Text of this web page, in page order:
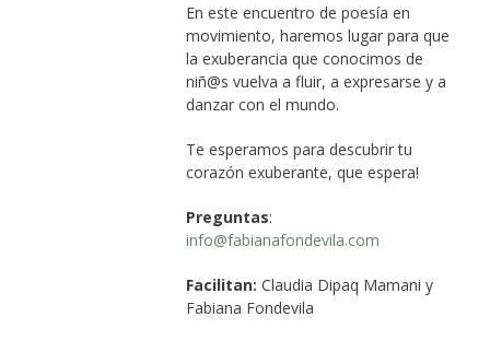
En este encuentro de poesía en
movimiento, haremos lugar para que
la exuberancia que conocimos de
niñ@s vuelva a fluir, a expresarse y a
danzar con el mundo.
Te esperamos para descubrir tu
corazón exuberante, que espera!
Preguntas:
info@fabianafondevila.com
Facilitan: Claudia Dipaq Mamani y
Fabiana Fondevila